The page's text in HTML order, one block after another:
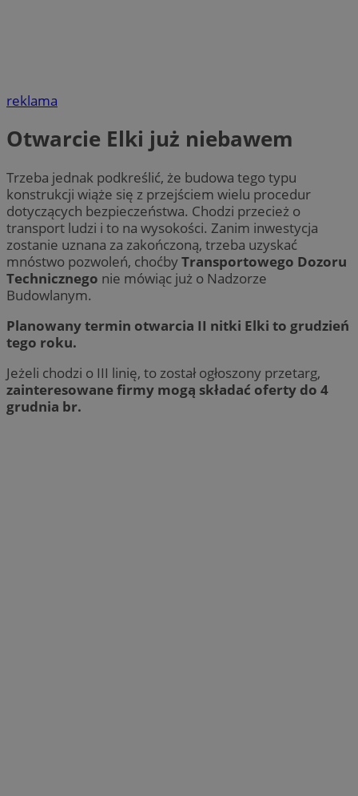
reklama
Otwarcie Elki już niebawem
Trzeba jednak podkreślić, że budowa tego typu
konstrukcji wiąże się z przejściem wielu procedur
dotyczących bezpieczeństwa. Chodzi przecież o
transport ludzi i to na wysokości. Zanim inwestycja
zostanie uznana za zakończoną, trzeba uzyskać
mnóstwo pozwoleń, choćbyTransportowego Dozoru
Technicznego nie mówiąc już o Nadzorze
Budowlanym.
Planowany termin otwarcia II nitki Elki to grudzień
tego roku.
Jeżeli chodzi o III linię, to został ogłoszony przetarg,
zainteresowane firmy mogą składać oferty do 4
grudnia br.